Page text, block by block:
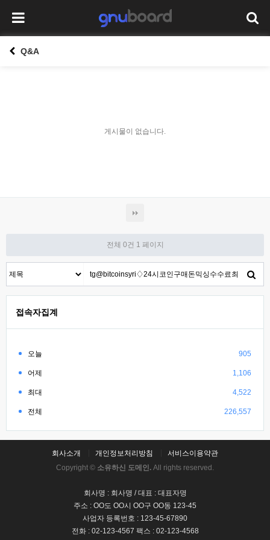
Q&A
게시물이 없습니다.
전체 0건 1 페이지
접속자집계
오늘 905
어제 1,106
최대 4,522
전체 226,557
회사소개 개인정보처리방침
서비스이용약관
Copyright © 소유하신 도메인. All rights reserved.
회사명 : 회사명 / 대표 : 대표자명
주소 : OO도 OO시 OO구 OO동 123-45
사업자 등록번호 : 123-45-67890
전화 : 02-123-4567 팩스 : 02-123-4568